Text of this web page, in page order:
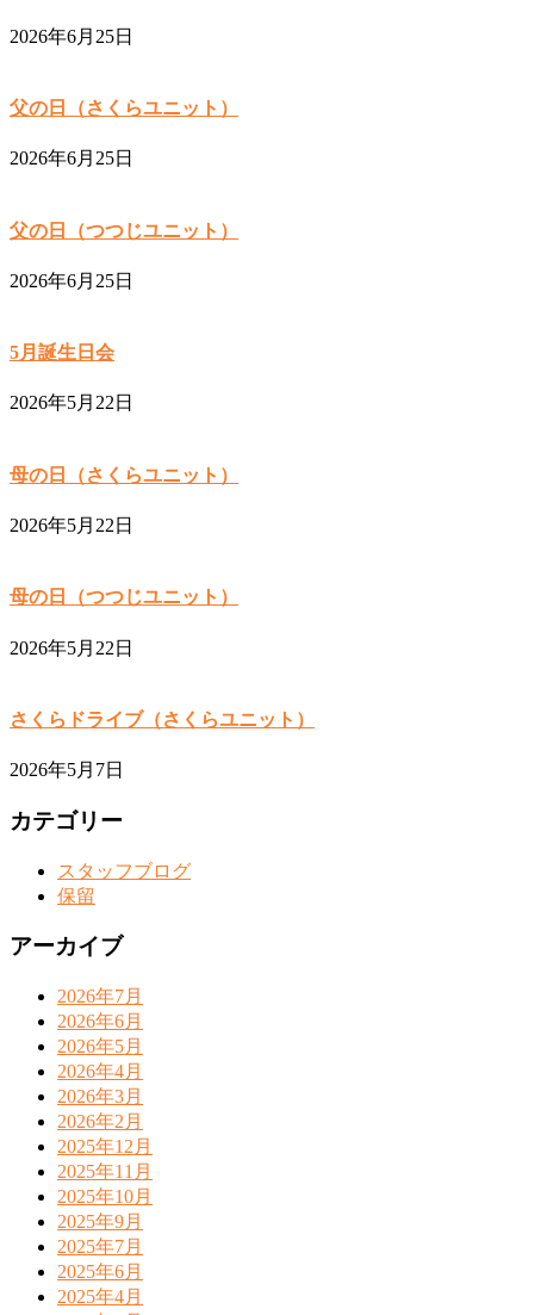
2026年6月25日
父の日（さくらユニット）
2026年6月25日
父の日（つつじユニット）
2026年6月25日
5月誕生日会
2026年5月22日
母の日（さくらユニット）
2026年5月22日
母の日（つつじユニット）
2026年5月22日
さくらドライブ（さくらユニット）
2026年5月7日
カテゴリー
スタッフブログ
保留
アーカイブ
2026年7月
2026年6月
2026年5月
2026年4月
2026年3月
2026年2月
2025年12月
2025年11月
2025年10月
2025年9月
2025年7月
2025年6月
2025年4月